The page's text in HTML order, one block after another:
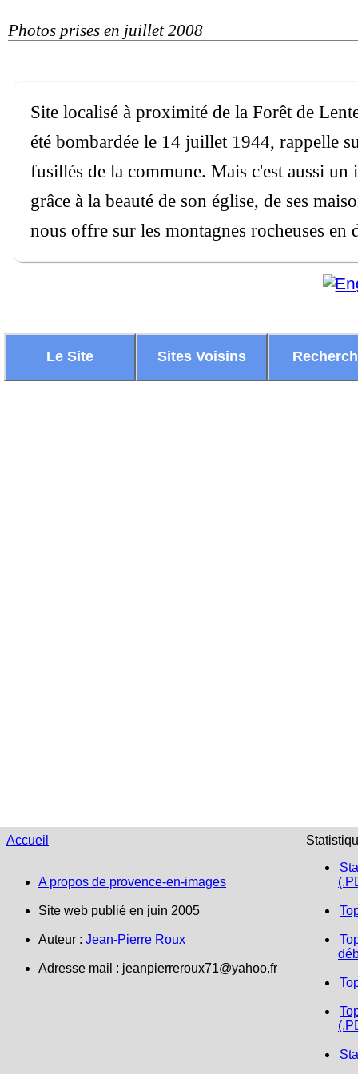
Photos prises en juillet 2008
Site localisé à proximité de la Forêt de
été bombardée le 14 juillet 1944, rappelle
fusillés de la commune. Mais c'est aussi
grâce à la beauté de son église, de ses
nous offre sur les montagnes rocheuses
Le Site Sites Voisins
Accueil
A propos de provence-en-images
Site web publié en juin 2005
Auteur : Jean-Pierre Roux
Adresse mail : jeanpierreroux71@yahoo.fr